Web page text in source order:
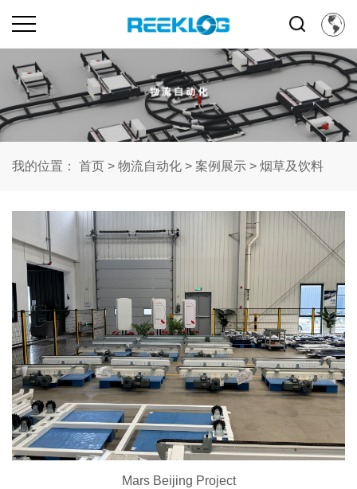
我的位置： 首页 > 物流自动化 > 案例展示 > 烟草及饮料
Mars Beijing Project